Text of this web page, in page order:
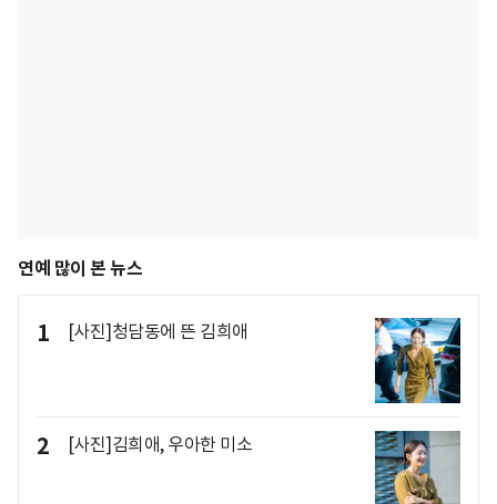
연예 많이 본 뉴스
1 [사진]청담동에 뜬 김희애
2 [사진]김희애, 우아한 미소